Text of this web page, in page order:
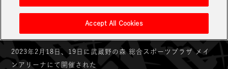
売決定！
2023年2月18日、19日に武蔵野の森 総合スポーツプラザ メイ
ンアリーナにて開催された
Accept All Cookies